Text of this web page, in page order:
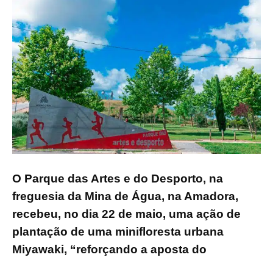
O Parque das Artes e do Desporto, na
freguesia da Mina de Água, na Amadora,
recebeu, no dia 22 de maio, uma ação de
plantação de uma minifloresta urbana
Miyawaki, “reforçando a aposta do